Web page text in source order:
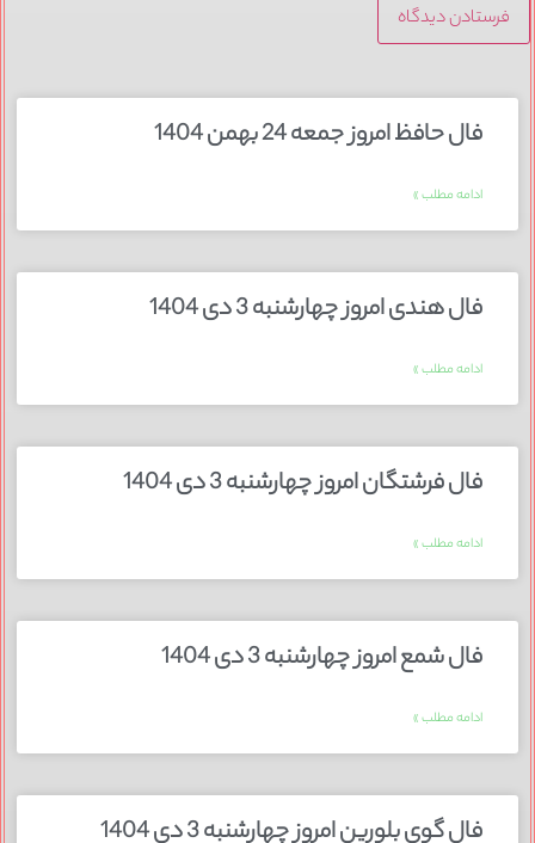
فال حافظ امروز جمعه 24 بهمن 1404
ادامه مطلب »
فال هندی امروز چهارشنبه 3 دی 1404
ادامه مطلب »
فال فرشتگان امروز چهارشنبه 3 دی 1404
ادامه مطلب »
فال شمع امروز چهارشنبه 3 دی 1404
ادامه مطلب »
فال گوی بلورین امروز چهارشنبه 3 دی 1404